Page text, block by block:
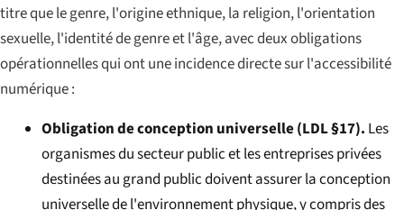
titre que le genre, l'origine ethnique, la religion, l'orientation
sexuelle, l'identité de genre et l'âge, avec deux obligations
opérationnelles qui ont une incidence directe sur l'accessibilité
numérique :
Obligation de conception universelle (LDL §17). Les
organismes du secteur public et les entreprises privées
destinées au grand public doivent assurer la conception
universelle de l'environnement physique, y compris des